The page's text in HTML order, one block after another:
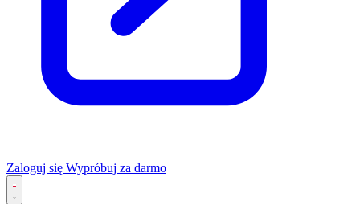
Zaloguj się Wypróbuj za darmo